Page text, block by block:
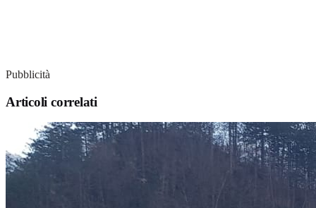
Pubblicità
Articoli correlati